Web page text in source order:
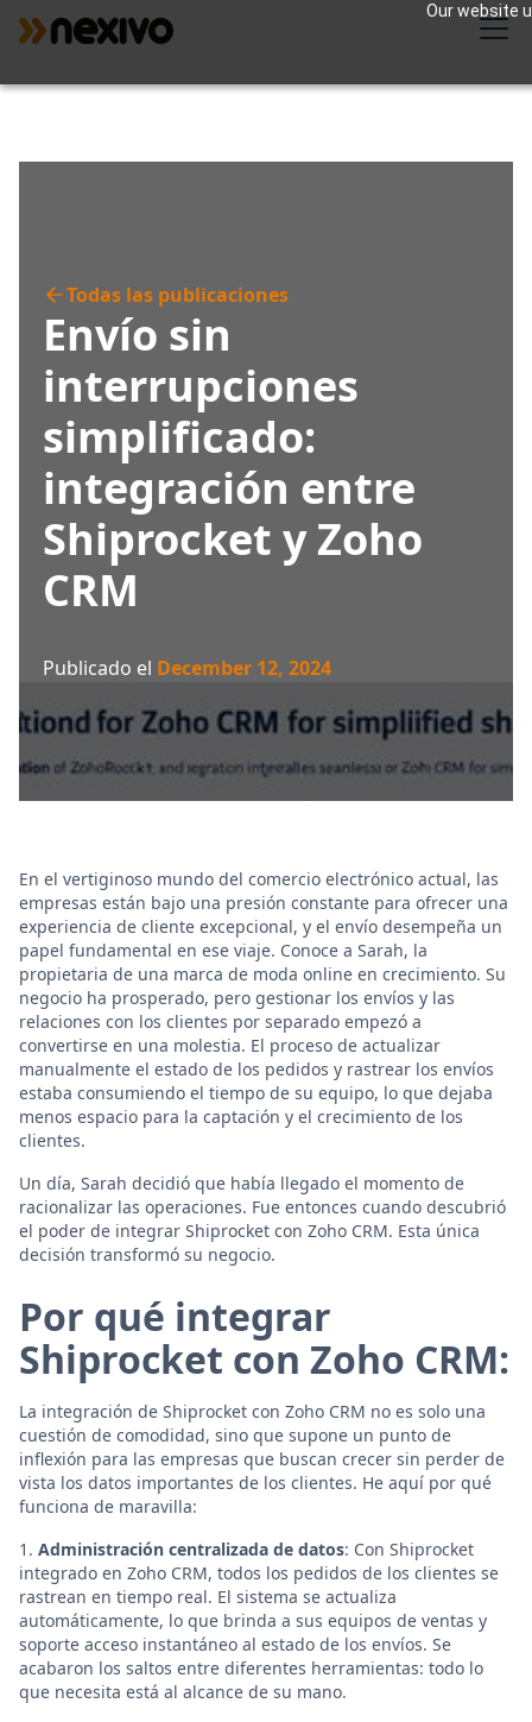
Our website
Todas las publicaciones
Envío sin
interrupciones
simplificado:
integración entre
Shiprocket y Zoho
CRM
Publicado el December 12, 2024
En el vertiginoso mundo del comercio electrónico actual, las
empresas están bajo una presión constante para ofrecer una
experiencia de cliente excepcional, y el envío desempeña un
papel fundamental en ese viaje. Conoce a Sarah, la
propietaria de una marca de moda online en crecimiento. Su
negocio ha prosperado, pero gestionar los envíos y las
relaciones con los clientes por separado empezó a
convertirse en una molestia. El proceso de actualizar
manualmente el estado de los pedidos y rastrear los envíos
estaba consumiendo el tiempo de su equipo, lo que dejaba
menos espacio para la captación y el crecimiento de los
clientes.
Un día, Sarah decidió que había llegado el momento de
racionalizar las operaciones. Fue entonces cuando descubrió
el poder de integrar Shiprocket con Zoho CRM. Esta única
decisión transformó su negocio.
Por qué integrar
Shiprocket con Zoho CRM:
La integración de Shiprocket con Zoho CRM no es solo una
cuestión de comodidad, sino que supone un punto de
inflexión para las empresas que buscan crecer sin perder de
vista los datos importantes de los clientes. He aquí por qué
funciona de maravilla:
1. Administración centralizada de datos: Con Shiprocket
integrado en Zoho CRM, todos los pedidos de los clientes se
rastrean en tiempo real. El sistema se actualiza
automáticamente, lo que brinda a sus equipos de ventas y
soporte acceso instantáneo al estado de los envíos. Se
acabaron los saltos entre diferentes herramientas: todo lo
que necesita está al alcance de su mano.